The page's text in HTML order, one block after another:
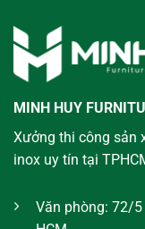
MINH HUY
Xưởng thi công sản
inox uy tín tại
Văn phòng: 72/5